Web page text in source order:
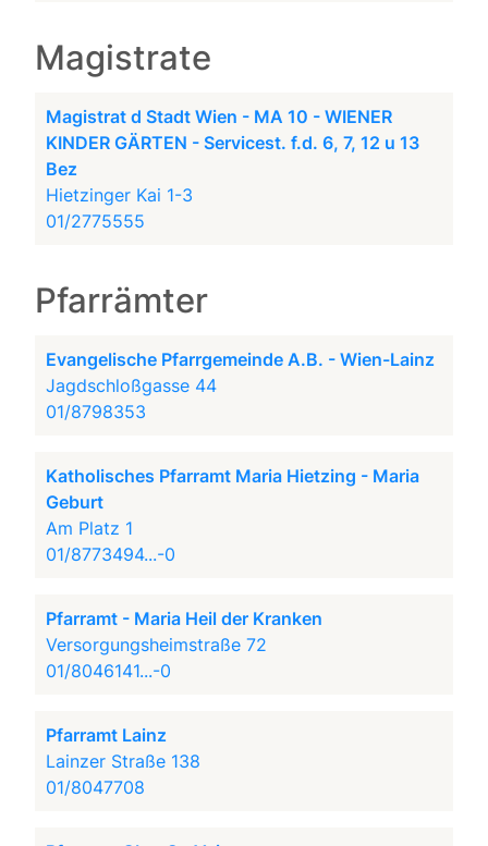
Magistrate
Magistrat d Stadt Wien - MA 10 - WIENER
KINDER GÄRTEN - Servicest. f.d. 6, 7, 12 u 13
Bez
Hietzinger Kai 1-3
01/2775555
Pfarrämter
Evangelische Pfarrgemeinde A.B. - Wien-Lainz
Jagdschloßgasse 44
01/8798353
Katholisches Pfarramt Maria Hietzing - Maria
Geburt
Am Platz 1
01/8773494...-0
Pfarramt - Maria Heil der Kranken
Versorgungsheimstraße 72
01/8046141...-0
Pfarramt Lainz
Lainzer Straße 138
01/8047708